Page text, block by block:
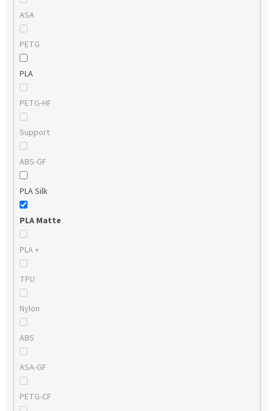
ASA
PETG
PLA
PETG-HF
Support
ABS-GF
PLA Silk
PLA Matte
PLA +
TPU
Nylon
ABS
ASA-GF
PETG-CF